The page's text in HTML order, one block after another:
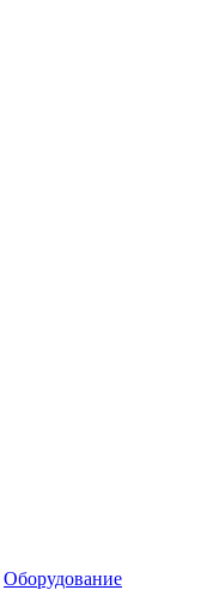
Оборудование